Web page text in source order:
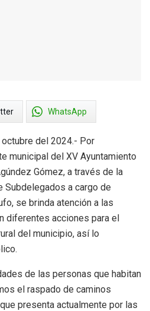
WhatsApp
octubre del 2024.- Por
municipal del XV Ayuntamiento
Gómez, a través de la
Subdelegados a cargo de
se brinda atención a las
diferentes acciones para el
del municipio, así lo
de las personas que habitan
el raspado de caminos
presenta actualmente por las